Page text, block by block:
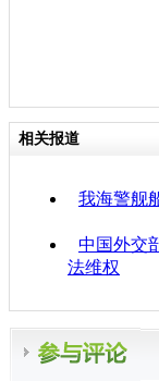
相关报道
我海警舰
中国外交
法维权